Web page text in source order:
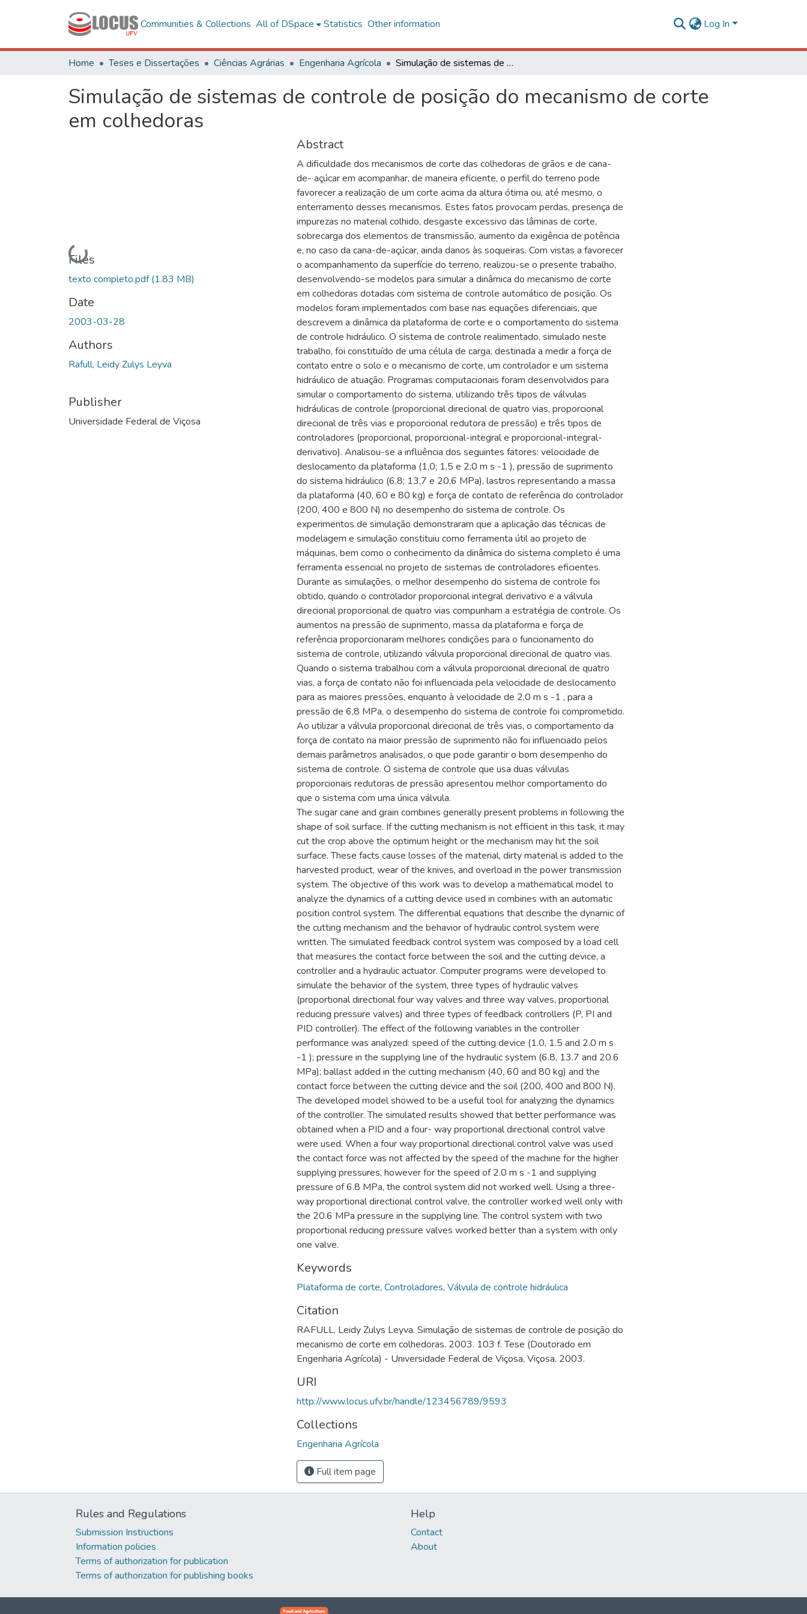
Communities & Collections All of DSpace Statistics Other information Log In
Home Teses e Dissertações Ciências Agrárias Engenharia Agrícola Simulação de sistemas de controle de posição do mecanismo de corte em colhedoras
Simulação de sistemas de controle de posição do mecanismo de corte
em colhedoras
Loading...
Files
texto completo.pdf(1.83 MB)
Date
2003-03-28
Authors
Rafull, Leidy Zulys Leyva
Publisher
Universidade Federal de Viçosa
Abstract
A dificuldade dos mecanismos de corte das colhedoras de grãos e de cana-
de- açúcar em acompanhar, de maneira eficiente, o perfil do terreno pode
favorecer a realização de um corte acima da altura ótima ou, até mesmo, o
enterramento desses mecanismos. Estes fatos provocam perdas, presença de
impurezas no material colhido, desgaste excessivo das lâminas de corte,
sobrecarga dos elementos de transmissão, aumento da exigência de potência
e, no caso da cana-de-açúcar, ainda danos às soqueiras. Com vistas a favorecer
o acompanhamento da superfície do terreno, realizou-se o presente trabalho,
desenvolvendo-se modelos para simular a dinâmica do mecanismo de corte
em colhedoras dotadas com sistema de controle automático de posição. Os
modelos foram implementados com base nas equações diferenciais, que
descrevem a dinâmica da plataforma de corte e o comportamento do sistema
de controle hidráulico. O sistema de controle realimentado, simulado neste
trabalho, foi constituído de uma célula de carga, destinada a medir a força de
contato entre o solo e o mecanismo de corte, um controlador e um sistema
hidráulico de atuação. Programas computacionais foram desenvolvidos para
simular o comportamento do sistema, utilizando três tipos de válvulas
hidráulicas de controle (proporcional direcional de quatro vias, proporcional
direcional de três vias e proporcional redutora de pressão) e três tipos de
controladores (proporcional, proporcional-integral e proporcional-integral-
derivativo). Analisou-se a influência dos seguintes fatores: velocidade de
deslocamento da plataforma (1,0; 1,5 e 2,0 m s -1 ), pressão de suprimento
do sistema hidráulico (6,8; 13,7 e 20,6 MPa), lastros representando a massa
da plataforma (40, 60 e 80 kg) e força de contato de referência do controlador
(200, 400 e 800 N) no desempenho do sistema de controle. Os
experimentos de simulação demonstraram que a aplicação das técnicas de
modelagem e simulação constituiu como ferramenta útil ao projeto de
máquinas, bem como o conhecimento da dinâmica do sistema completo é uma
ferramenta essencial no projeto de sistemas de controladores eficientes.
Durante as simulações, o melhor desempenho do sistema de controle foi
obtido, quando o controlador proporcional integral derivativo e a válvula
direcional proporcional de quatro vias compunham a estratégia de controle. Os
aumentos na pressão de suprimento, massa da plataforma e força de
referência proporcionaram melhores condições para o funcionamento do
sistema de controle, utilizando válvula proporcional direcional de quatro vias.
Quando o sistema trabalhou com a válvula proporcional direcional de quatro
vias, a força de contato não foi influenciada pela velocidade de deslocamento
para as maiores pressões, enquanto à velocidade de 2,0 m s -1 , para a
pressão de 6,8 MPa, o desempenho do sistema de controle foi comprometido.
Ao utilizar a válvula proporcional direcional de três vias, o comportamento da
força de contato na maior pressão de suprimento não foi influenciado pelos
demais parâmetros analisados, o que pode garantir o bom desempenho do
sistema de controle. O sistema de controle que usa duas válvulas
proporcionais redutoras de pressão apresentou melhor comportamento do
que o sistema com uma única válvula.
The sugar cane and grain combines generally present problems in following the
shape of soil surface. If the cutting mechanism is not efficient in this task, it may
cut the crop above the optimum height or the mechanism may hit the soil
surface. These facts cause losses of the material, dirty material is added to the
harvested product, wear of the knives, and overload in the power transmission
system. The objective of this work was to develop a mathematical model to
analyze the dynamics of a cutting device used in combines with an automatic
position control system. The differential equations that describe the dynamic of
the cutting mechanism and the behavior of hydraulic control system were
written. The simulated feedback control system was composed by a load cell
that measures the contact force between the soil and the cutting device, a
controller and a hydraulic actuator. Computer programs were developed to
simulate the behavior of the system, three types of hydraulic valves
(proportional directional four way valves and three way valves, proportional
reducing pressure valves) and three types of feedback controllers (P, PI and
PID controller). The effect of the following variables in the controller
performance was analyzed: speed of the cutting device (1.0, 1.5 and 2.0 m s
-1 ); pressure in the supplying line of the hydraulic system (6.8, 13.7 and 20.6
MPa); ballast added in the cutting mechanism (40, 60 and 80 kg) and the
contact force between the cutting device and the soil (200, 400 and 800 N).
The developed model showed to be a useful tool for analyzing the dynamics
of the controller. The simulated results showed that better performance was
obtained when a PID and a four- way proportional directional control valve
were used. When a four way proportional directional control valve was used
the contact force was not affected by the speed of the machine for the higher
supplying pressures, however for the speed of 2.0 m s -1 and supplying
pressure of 6.8 MPa, the control system did not worked well. Using a three-
way proportional directional control valve, the controller worked well only with
the 20.6 MPa pressure in the supplying line. The control system with two
proportional reducing pressure valves worked better than a system with only
one valve.
Keywords
Plataforma de corte, Controladores, Válvula de controle hidráulica
Citation
RAFULL, Leidy Zulys Leyva. Simulação de sistemas de controle de posição do
mecanismo de corte em colhedoras. 2003. 103 f. Tese (Doutorado em
Engenharia Agrícola) - Universidade Federal de Viçosa, Viçosa. 2003.
URI
http://www.locus.ufv.br/handle/123456789/9593
Collections
Engenharia Agrícola
Full item page
Rules and Regulations
Submission Instructions
Information policies
Terms of authorization for publication
Terms of authorization for publishing books
Help
Contact
About